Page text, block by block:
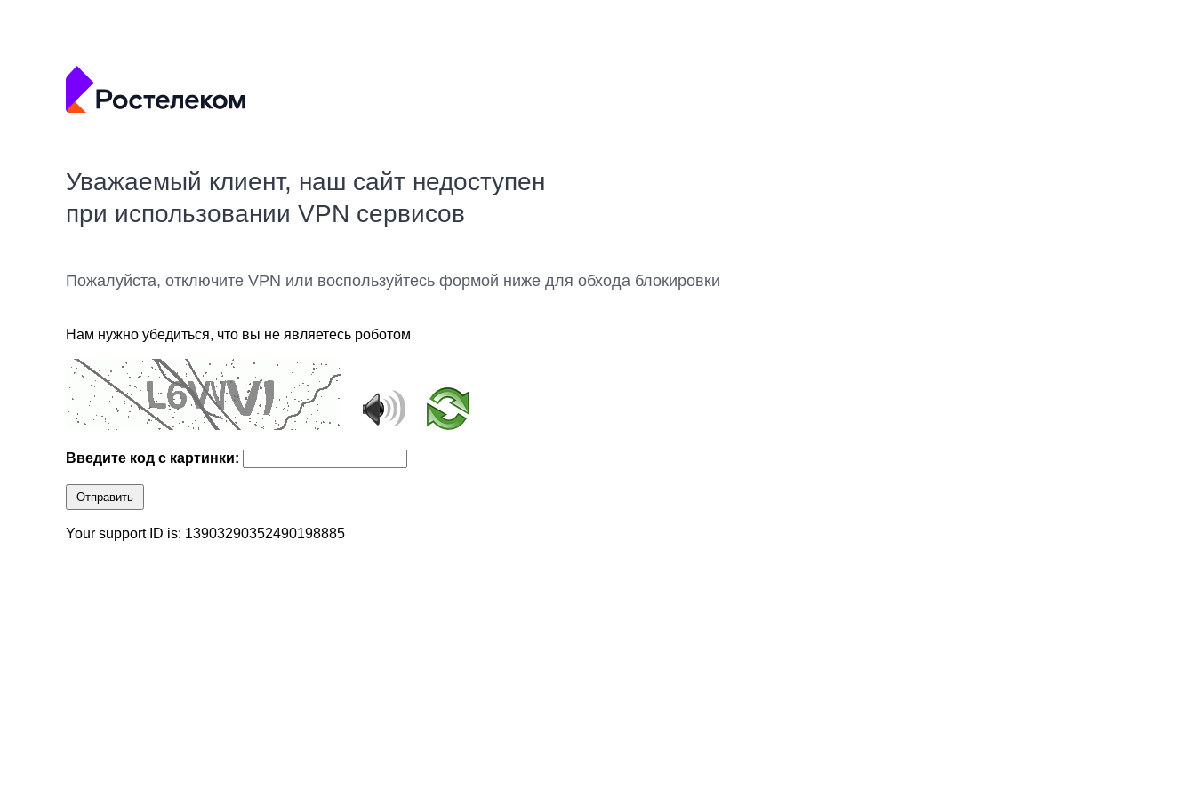
Уважаемый клиент, наш сайт недоступен
при использовании VPN сервисов
Пожалуйста, отключите VPN или воспользуйтесь формой ниже для обхода блокировки
Нам нужно убедиться, что вы не являетесь роботом
Введите код с картинки:
Отправить
Your support ID is: 13903290352490198885